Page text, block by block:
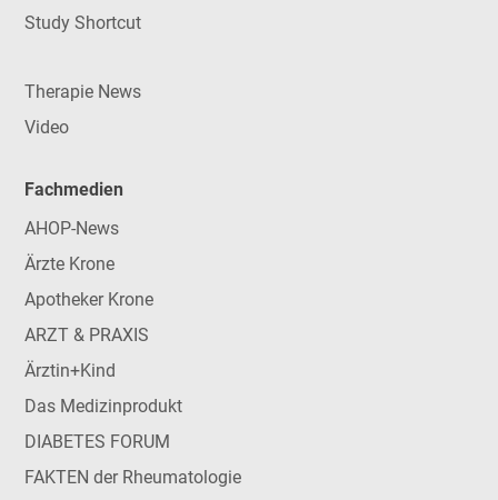
Study Shortcut
Therapie News
Video
Fachmedien
AHOP-News
Ärzte Krone
Apotheker Krone
ARZT & PRAXIS
Ärztin+Kind
Das Medizinprodukt
DIABETES FORUM
FAKTEN der Rheumatologie